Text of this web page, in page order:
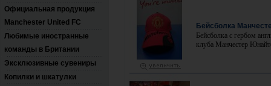
Официальная продукция
Manchester United FC
Любимые иностранные
команды в Британии
Эксклюзивные сувениры
Копилки и шкатулки
Бейсболка
Бейсболка c гербом
клуба Манчестер